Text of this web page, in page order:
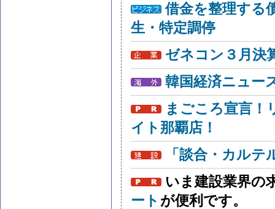
借金を整理する
生・特定調停
ゼネコン３月決
韓国経済ニュー
まごころ宣言！
イト那覇店！
「談合・カル
いま建設業界の
ート が便利です。